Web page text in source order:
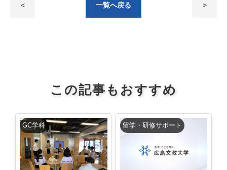
< 一覧へ戻る >
この記事もおすすめ
GC学科 留学・研修サポート